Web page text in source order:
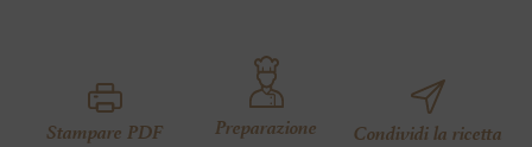
Stampare PDF Preparazione Condividi la ricetta